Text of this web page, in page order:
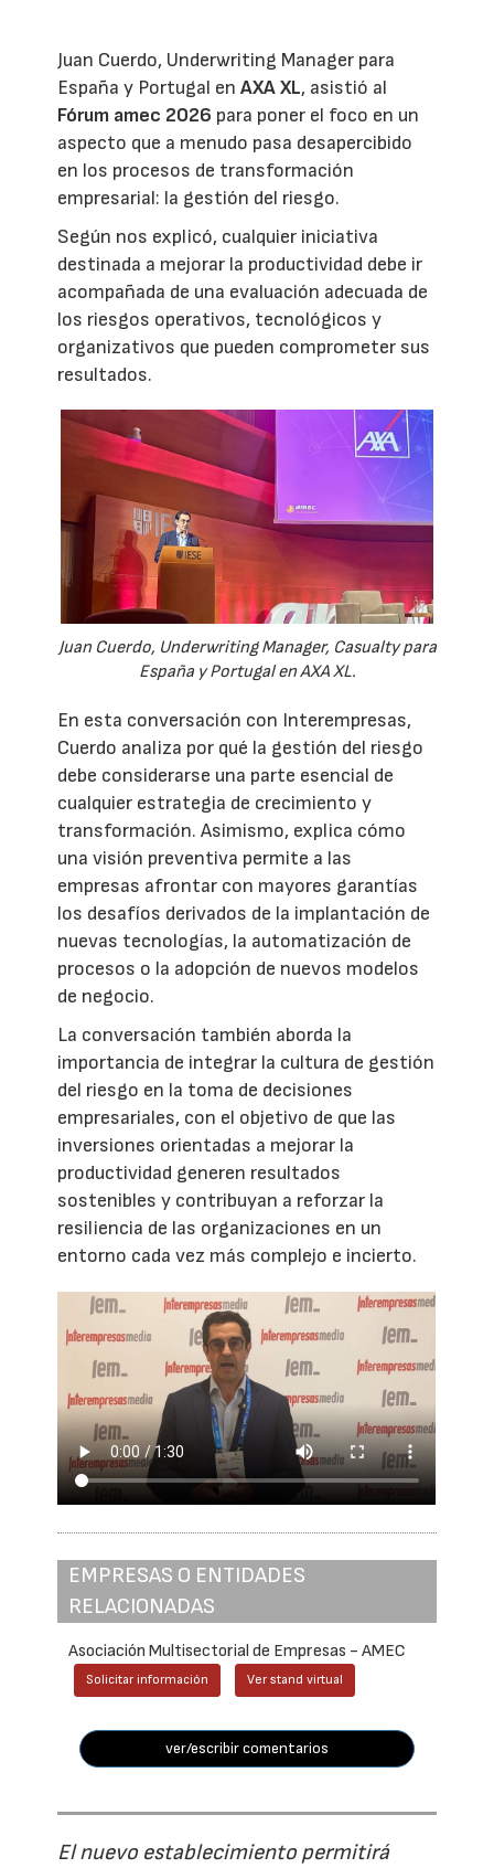
Juan Cuerdo, Underwriting Manager para
España y Portugal enAXA XL, asistió al
Fórum amec 2026 para poner el foco en un
aspecto que a menudo pasa desapercibido
en los procesos de transformación
empresarial: la gestión del riesgo.
Según nos explicó, cualquier iniciativa
destinada a mejorar la productividad debe ir
acompañada de una evaluación adecuada de
los riesgos operativos, tecnológicos y
organizativos que pueden comprometer sus
resultados.
Juan Cuerdo, Underwriting Manager, Casualty para
España y Portugal en AXA XL.
En esta conversación con Interempresas,
Cuerdo analiza por qué la gestión del riesgo
debe considerarse una parte esencial de
cualquier estrategia de crecimiento y
transformación. Asimismo, explica cómo
una visión preventiva permite a las
empresas afrontar con mayores garantías
los desafíos derivados de la implantación de
nuevas tecnologías, la automatización de
procesos o la adopción de nuevos modelos
de negocio.
La conversación también aborda la
importancia de integrar la cultura de gestión
del riesgo en la toma de decisiones
empresariales, con el objetivo de que las
inversiones orientadas a mejorar la
productividad generen resultados
sostenibles y contribuyan a reforzar la
resiliencia de las organizaciones en un
entorno cada vez más complejo e incierto.
EMPRESAS O ENTIDADES
RELACIONADAS
Asociación Multisectorial de Empresas - AMEC
Solicitar información Ver stand virtual
ver/escribir comentarios
El nuevo establecimiento permitirá